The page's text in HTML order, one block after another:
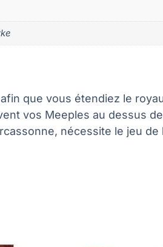
que vous étendiez le
vos Meeples au dessus
nécessite le jeu de